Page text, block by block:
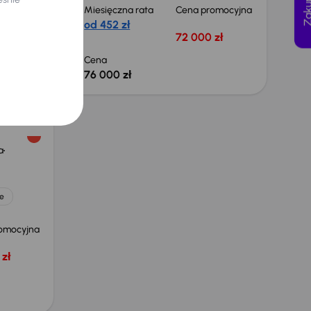
Miesięczna rata
od 452 zł
Cena promocyjna
72 000 zł
Cena
76 000 zł